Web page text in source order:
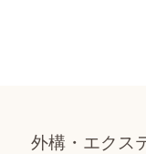
外構・エクス